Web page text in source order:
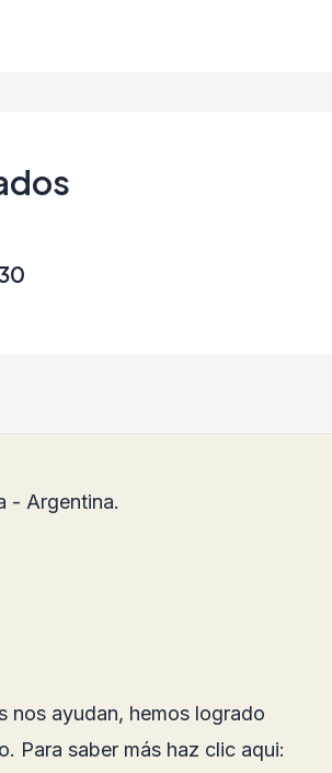
- Argentina.
nos ayudan, hemos logrado
Para saber más haz clic aqui: